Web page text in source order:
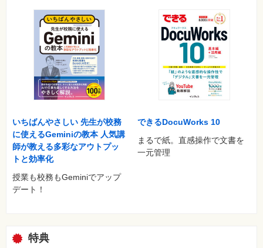
L41 成績を確認するには
第7章 パソコンで授業に参加しよう
L42 Teamsを開こう
L43 Teamsのアプリを入れよう
L44 Teamsの画面を確認しよう
L45 自分のクラスに参加しよう
L46 メッセージを確認しよう
L48 オンライン授業に参加しよう
L49 先生や黒板を表示しよう
L50 授業中に質問や回答をしてみよう
L51 授業の録画を見よう
L53 クイズに回答しよう
第8章 実践例を参照しよう
付録1 管理者のためのMicrosoft 365 for Educationスタートガイ
いちばんやさしい 先生が校務
に使えるGeminiの教本 人気講
師が教える多彩なアウトプッ
トと効率化
授業も校務もGeminiでアップ
デート！
できるDocuWorks 10
まるで紙。直感操作で文書を
一元管理
特典